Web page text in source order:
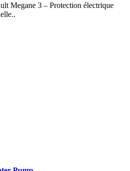
Megane 3 – Protection électrique